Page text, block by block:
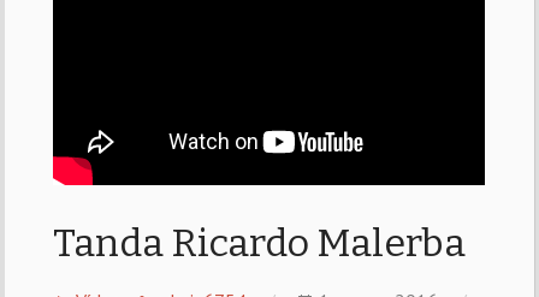
Tanda Ricardo Malerba